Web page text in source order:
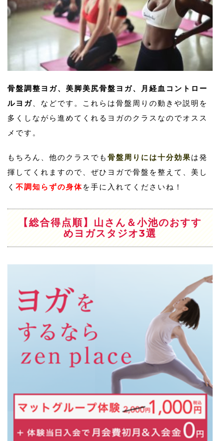
骨盤調整ヨガ、美脚美尻骨盤ヨガ、月経血コントロー
ルヨガ 、などです。これらは骨盤周りの動きや説明を
多くしながら進めてくれるヨガのクラスなのでオスス
メです。
もちろん、他のクラスでも 骨盤周りには十分効果は発
揮してくれますので、ぜひヨガで骨盤を整えて、美し
く 不調知らずの身体を手に入れてくださいね！
【総合得点順】山さん＆小池のおすす
めヨガスタジオ3選